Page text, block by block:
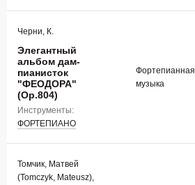
Черни, К.
Элегантный
альбом дам-
пианисток
"ФЕОДОРА"
(Op.804)
Инструменты:
ФОРТЕПИАНО
Фортепианная
музыка
Томчик, Матвей
(Tomczyk, Mateusz),